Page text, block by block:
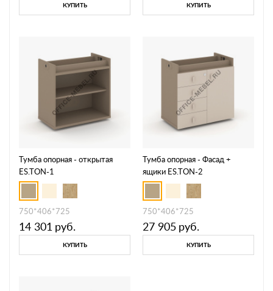
КУПИТЬ КУПИТЬ
Тумба опорная - открытая
ES.TON-1
750*406*725
14 301 руб.
КУПИТЬ
Тумба опорная - Фасад +
ящики ES.TON-2
750*406*725
27 905 руб.
КУПИТЬ